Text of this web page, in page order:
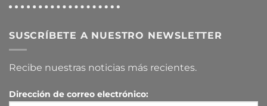
SUSCRÍBETE A NUESTRO NEWSLETTER
Recibe nuestras noticias más recientes.
Dirección de correo electrónico: